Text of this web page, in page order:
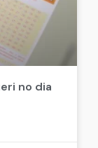
no dia